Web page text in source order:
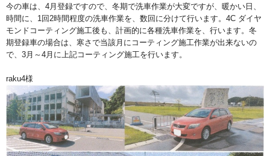
今の車は、4月登録ですので、冬期で洗車作業が大変ですが、暖かい日、
時間に、1回2時間程度の洗車作業を、数回に分けて行います。4C ダイヤ
モンドコーティング施工後も、計画的に各種洗車作業を、行います。冬
期登録車の場合は、寒さで当該月にコーティング施工作業が出来ないの
で、3月～4月に上記コーティング施工を行います。
raku4様